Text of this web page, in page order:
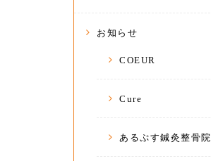
お知らせ
COEUR
Cure
あるぷす鍼灸整骨院